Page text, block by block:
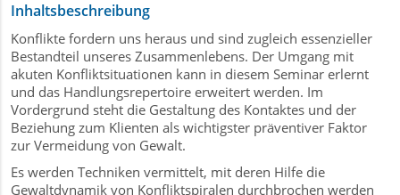
Inhaltsbeschreibung
Konflikte fordern uns heraus und sind zugleich essenzieller
Bestandteil unseres Zusammenlebens. Der Umgang mit
akuten Konfliktsituationen kann in diesem Seminar erlernt
und das Handlungsrepertoire erweitert werden. Im
Vordergrund steht die Gestaltung des Kontaktes und der
Beziehung zum Klienten als wichtigster präventiver Faktor
zur Vermeidung von Gewalt.
Es werden Techniken vermittelt, mit deren Hilfe die
Gewaltdynamik von Konfliktspiralen durchbrochen werden